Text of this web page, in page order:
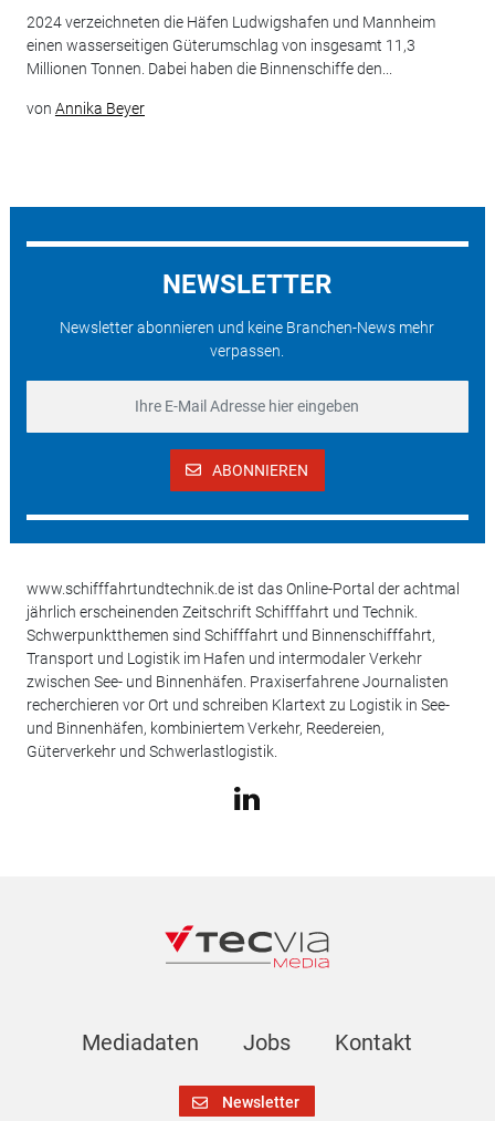
2024 verzeichneten die Häfen Ludwigshafen und Mannheim
einen wasserseitigen Güterumschlag von insgesamt 11,3
Millionen Tonnen. Dabei haben die Binnenschiffe den...
von Annika Beyer
NEWSLETTER
Newsletter abonnieren und keine Branchen-News mehr
verpassen.
ABONNIEREN
www.schifffahrtundtechnik.de ist das Online-Portal der achtmal
jährlich erscheinenden Zeitschrift Schifffahrt und Technik.
Schwerpunktthemen sind Schifffahrt und Binnenschifffahrt,
Transport und Logistik im Hafen und intermodaler Verkehr
zwischen See- und Binnenhäfen. Praxiserfahrene Journalisten
recherchieren vor Ort und schreiben Klartext zu Logistik in See-
und Binnenhäfen, kombiniertem Verkehr, Reedereien,
Güterverkehr und Schwerlastlogistik.
Mediadaten Jobs Kontakt
Newsletter